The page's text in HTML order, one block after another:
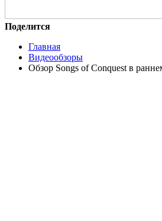
Поделится
Главная
Видеообзоры
Обзор Songs of Conquest в